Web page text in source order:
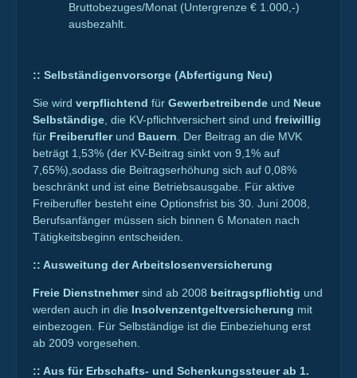
Bruttobezuges/Monat (Untergrenze € 1.000,-)
ausbezahlt.
:: Selbständigenvorsorge (Abfertigung Neu)
Sie wird verpflichtend für Gewerbetreibende und Neue
Selbständige , die KV-pflichtversichert sind und freiwillig
für Freiberuflerund Bauern . Der Beitrag an die MVK
beträgt 1,53% (der KV-Beitrag sinkt von 9,1% auf
7,65%),sodass die Beitragserhöhung sich auf 0,08%
beschränkt und ist eine Betriebsausgabe. Für aktive
Freiberufler besteht eine Optionsfrist bis 30. Juni 2008,
Berufsanfänger müssen sich binnen 6 Monaten nach
Tätigkeitsbeginn entscheiden.
:: Ausweitung der Arbeitslosenversicherung
Freie Dienstnehmersind ab 2008 beitragspflichtig und
werden auch in die Insolvenzentgeltversicherung mit
einbezogen. Für Selbständige ist die Einbeziehung erst
ab 2009 vorgesehen.
:: Aus für Erbschafts- und Schenkungssteuer ab 1.